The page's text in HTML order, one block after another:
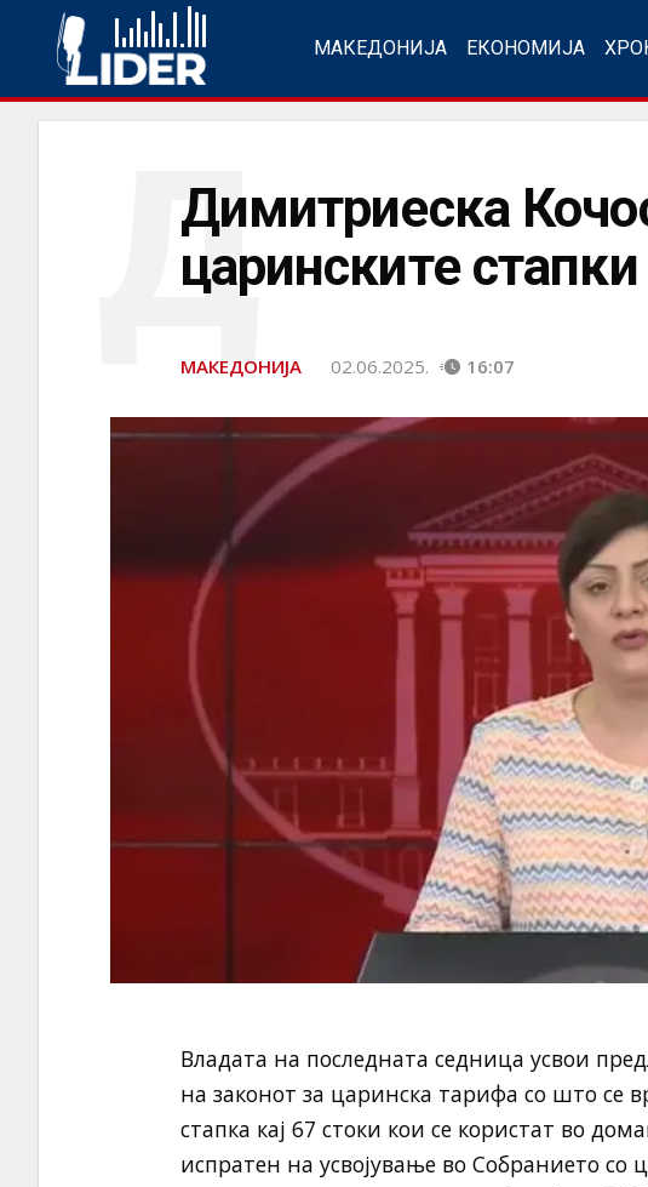
МАКЕДОНИЈА ЕКОНОМИЈА
Димитриеска
царинските стапки
Д
МАКЕДОНИЈА 02.06.2025. 16:07
Владата на последната седница усвои
на законот за царинска тарифа со што
стапка кај 67 стоки кои се користат во
испратен на усвојување во Собранието со